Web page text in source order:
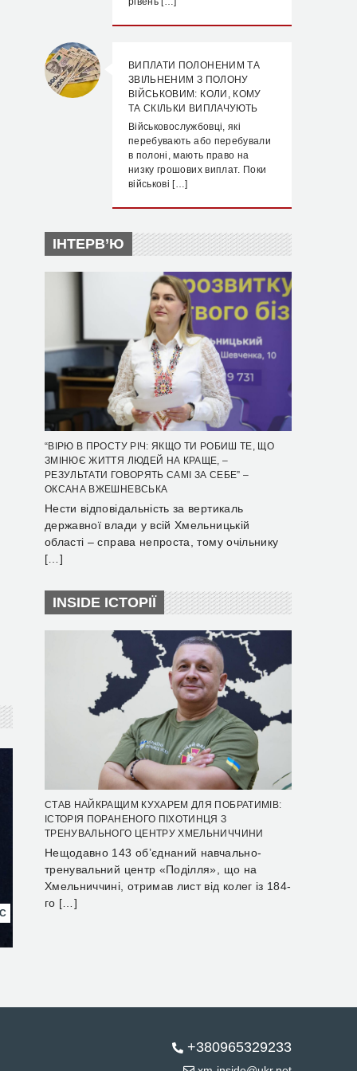
ВИПЛАТИ ПОЛОНЕНИМ ТА
ЗВІЛЬНЕНИМ З ПОЛОНУ
ВІЙСЬКОВИМ: КОЛИ, КОМУ
ТА СКІЛЬКИ ВИПЛАЧУЮТЬ
Військовослужбовці, які
перебувають або перебували
в полоні, мають право на
низку грошових виплат. Поки
військові […]
ІНТЕРВ’Ю
“ВІРЮ В ПРОСТУ РІЧ: ЯКЩО ТИ РОБИШ ТЕ, ЩО
ЗМІНЮЄ ЖИТТЯ ЛЮДЕЙ НА КРАЩЕ, –
РЕЗУЛЬТАТИ ГОВОРЯТЬ САМІ ЗА СЕБЕ” –
ОКСАНА ВЖЕШНЕВСЬКА
Нести відповідальність за вертикаль
державної влади у всій Хмельницькій
області – справа непроста, тому очільнику
[…]
INSIDE ІСТОРІЇ
СТАВ НАЙКРАЩИМ КУХАРЕМ ДЛЯ ПОБРАТИМІВ:
ІСТОРІЯ ПОРАНЕНОГО ПІХОТИНЦЯ З
ТРЕНУВАЛЬНОГО ЦЕНТРУ ХМЕЛЬНИЧЧИНИ
Нещодавно 143 об’єднаний навчально-
тренувальний центр «Поділля», що на
Хмельниччині, отримав лист від колег із 184-
го […]
+380965329233